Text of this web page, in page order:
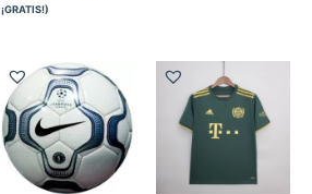
¡GRATIS!)